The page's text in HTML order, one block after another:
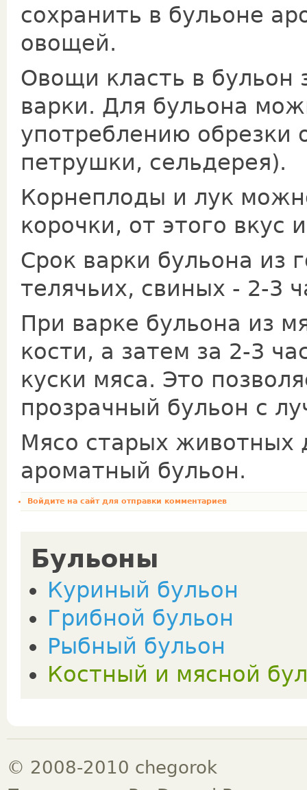
сохранить в бульоне
овощей.
Овощи класть в бульон
варки. Для бульона
употреблению обрезки
петрушки, сельдерея).
Корнеплоды и лук
корочки, от этого вкус
Срок варки бульона из
телячьих, свиных - 2-3
При варке бульона из
кости, а затем за 2-3
куски мяса. Это
прозрачный бульон с
Мясо старых животных
ароматный бульон.
Войдите на сайтдля отправки комментариев
Бульоны
Куриный бульон
Грибной бульон
Рыбный бульон
Костный и мясной
© 2008-2010 chegorok